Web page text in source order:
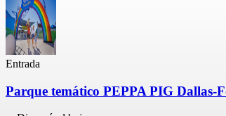
Entrada
Parque temático PEPPA PIG Dallas-